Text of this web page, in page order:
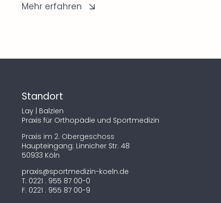
Mehr erfahren
Standort
Lay | Balzien
Praxis für Orthopädie und Sportmedizin
Praxis im 2. Obergeschoss
Haupteingang: Linnicher Str. 48
50933 Köln
praxis@sportmedizin-koeln.de
T. 0221 . 955 87 00-0
F. 0221 . 955 87 00-9